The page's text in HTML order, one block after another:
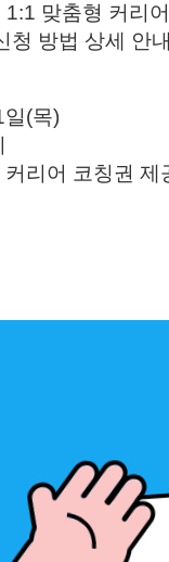
맞춤형 커리
청 방법 상세 안
일(목)
리어 코칭권 제